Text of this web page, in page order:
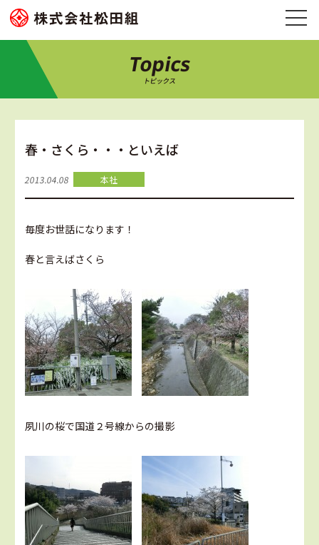
Topics
トピックス
春・さくら・・・といえば
2013.04.08 本社
毎度お世話になります！
春と言えばさくら
夙川の桜で国道２号線からの撮影